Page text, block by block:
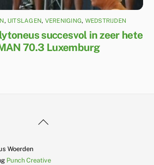
, UITSLAGEN, VERENIGING, WEDSTRIJDEN
succesvol in zeer hete
70.3 Luxemburg
Back
Woerden
Punch Creative